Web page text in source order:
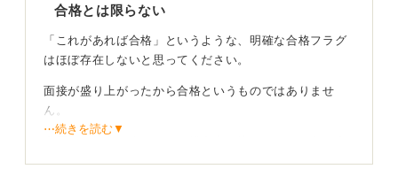
合格とは限らない
「これがあれば合格」というような、明確な合格フラグ
はほぼ存在しないと思ってください。
面接が盛り上がったから合格というものではありませ
ん。
接官とのやり取りがうまくいかなくても、全体で評価さ
⋯続きを読む▼